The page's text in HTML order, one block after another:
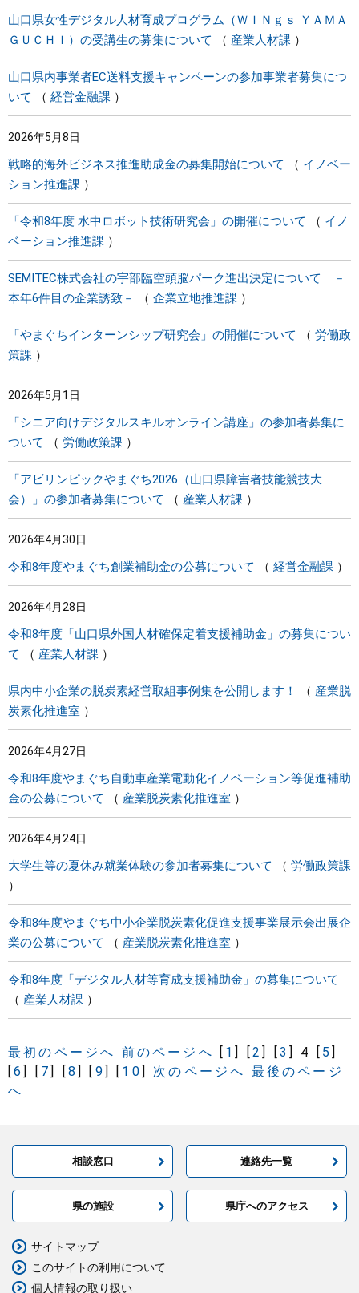
山口県女性デジタル人材育成プログラム（ＷＩＮｇｓ ＹＡＭＡ
ＧＵＣＨＩ）の受講生の募集について
産業人材課
山口県内事業者EC送料支援キャンペーンの参加事業者募集につ
いて
経営金融課
2026年5月8日
戦略的海外ビジネス推進助成金の募集開始について
イノベー
ション推進課
「令和8年度 水中ロボット技術研究会」の開催について
イノ
ベーション推進課
SEMITEC株式会社の宇部臨空頭脳パーク進出決定について －
本年6件目の企業誘致－
企業立地推進課
「やまぐちインターンシップ研究会」の開催について
労働政
策課
2026年5月1日
「シニア向けデジタルスキルオンライン講座」の参加者募集に
ついて
労働政策課
「アビリンピックやまぐち2026（山口県障害者技能競技大
会）」の参加者募集について
産業人材課
2026年4月30日
令和8年度やまぐち創業補助金の公募について 経営金融課
2026年4月28日
令和8年度「山口県外国人材確保定着支援補助金」の募集につい
て
産業人材課
県内中小企業の脱炭素経営取組事例集を公開します！
産業脱
炭素化推進室
2026年4月27日
令和8年度やまぐち自動車産業電動化イノベーション等促進補助
金の公募について
産業脱炭素化推進室
2026年4月24日
大学生等の夏休み就業体験の参加者募集について 労働政策課
令和8年度やまぐち中小企業脱炭素化促進支援事業展示会出展企
業の公募について
産業脱炭素化推進室
令和8年度「デジタル人材等育成支援補助金」の募集について
産業人材課
最初のページへ 前のページへ [ 1] [2] [3] 4 [ 5]
[6] [ 7] [8] [ 9] [ 10] 次のページへ 最後のページ
へ
相談窓口 連絡先一覧
県の施設 県庁へのアクセス
サイトマップ
このサイトの利用について
個人情報の取り扱い